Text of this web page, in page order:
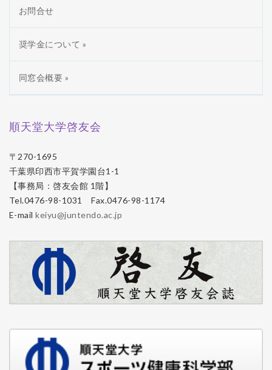
お問合せ
奨学金について »
同窓会概要 »
順天堂大学啓友会
〒270-1695
千葉県印西市平賀学園台1-1
【事務局：啓友会館 1階】
Tel.0476-98-1031 Fax.0476-98-1174
E-mailkeiyu@juntendo.ac.jp